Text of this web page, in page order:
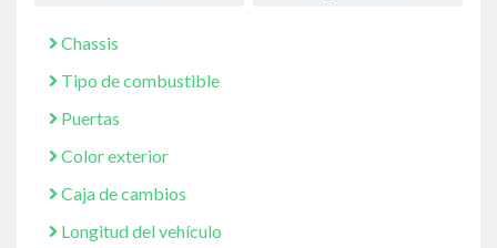
Chassis
Tipo de combustible
Puertas
Color exterior
Caja de cambios
Longitud del vehículo